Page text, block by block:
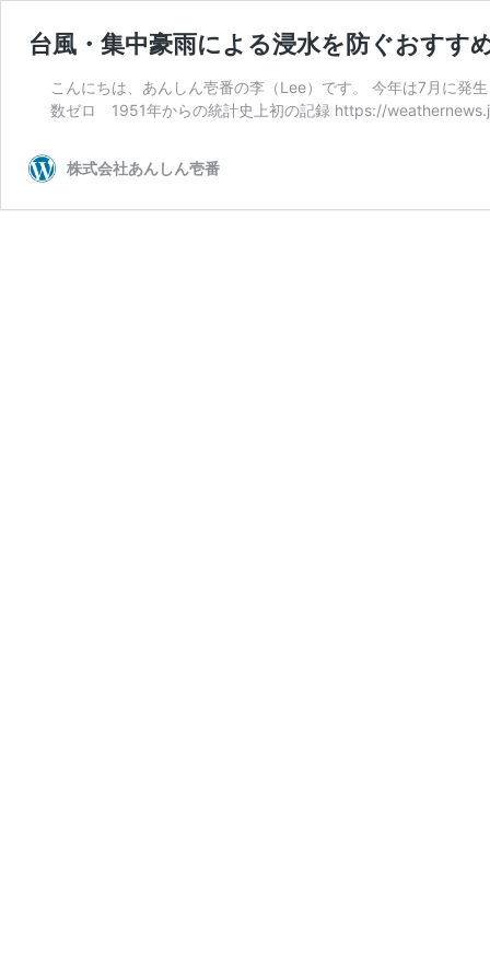
台風・集中豪雨による浸水を防ぐおすす
こんにちは、あんしん壱番の李（Lee）です。 今年は7月に発
数ゼロ 1951年からの統計史上初の記録 https://
株式会社あんしん壱番